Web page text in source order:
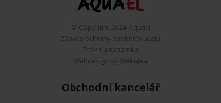
© Copyright 2024 Aquael
Zásady ochrany osobních údajů
Právní poznámka
Webdesign by Webidea
Obchodní kancelář